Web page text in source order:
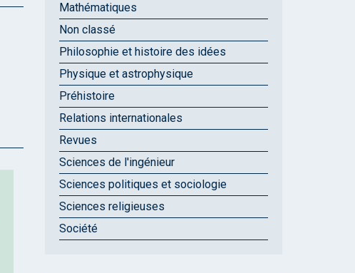
Mathématiques
Non classé
Philosophie et histoire des idées
Physique et astrophysique
Préhistoire
Relations internationales
Revues
Sciences de l'ingénieur
Sciences politiques et sociologie
Sciences religieuses
Société